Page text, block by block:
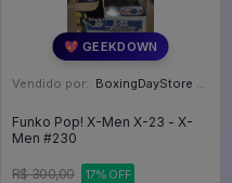
💖 GEEKDOWN
Vendido por: BoxingDayStore - GO
Funko Pop! X-Men X-23 - X-
Men #230
R$ 300,00 17% OFF